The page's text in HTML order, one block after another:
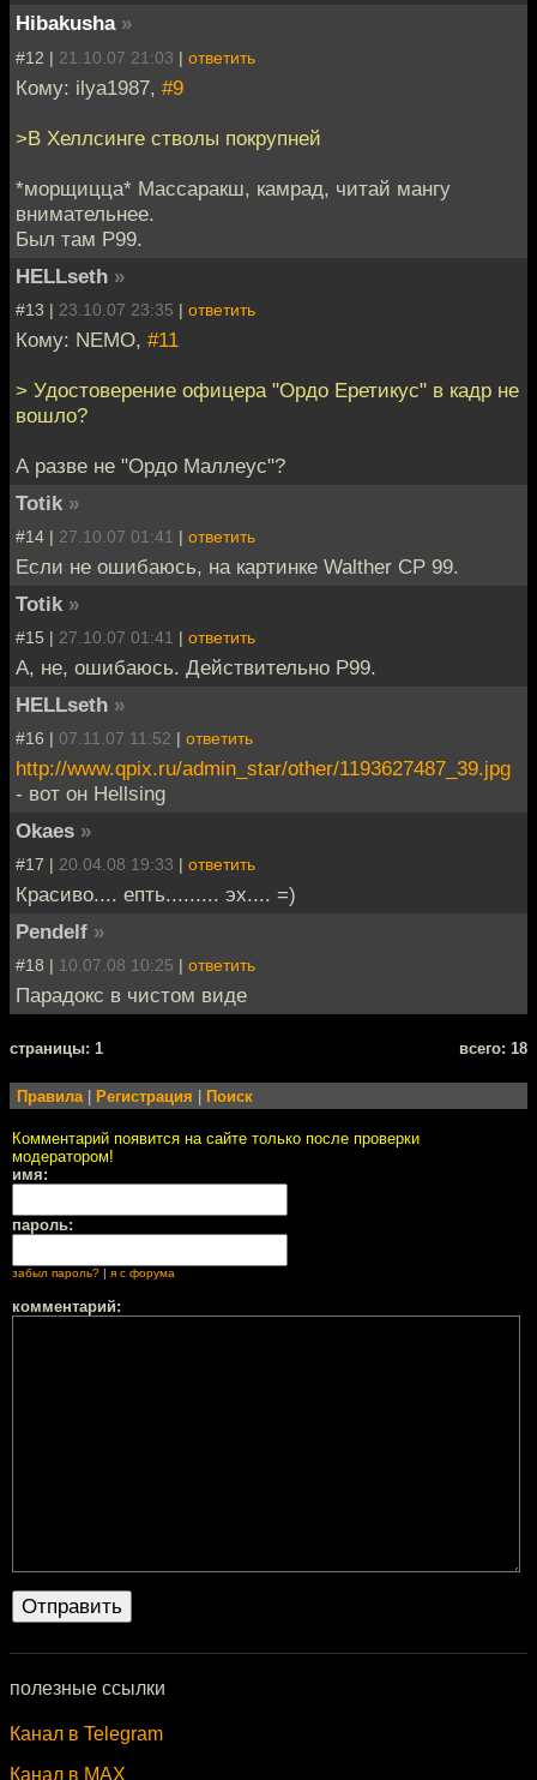
Hibakusha »
#12 | 21.10.07 21:03 | ответить
Кому: ilya1987, #9
>В Хеллсинге стволы покрупней
*морщицца* Массаракш, камрад, читай мангу
внимательнее.
Был там Р99.
HELLseth »
#13 | 23.10.07 23:35 | ответить
Кому: NEMO, #11
> Удостоверение офицера "Ордо Еретикус" в кадр не
вошло?
А разве не "Ордо Маллеус"?
Totik »
#14 | 27.10.07 01:41 | ответить
Если не ошибаюсь, на картинке Walther CP 99.
Totik »
#15 | 27.10.07 01:41 | ответить
А, не, ошибаюсь. Действительно P99.
HELLseth »
#16 | 07.11.07 11:52 | ответить
http://www.qpix.ru/admin_star/other/1193627487_39.jpg
- вот он Hellsing
Okaes »
#17 | 20.04.08 19:33 | ответить
Красиво.... епть......... эх.... =)
Pendelf »
#18 | 10.07.08 10:25 | ответить
Парадокс в чистом виде
cтраницы: 1 всего: 18
Правила Регистрация Поиск
Комментарий появится на сайте только после проверки
модератором!
имя:
пароль:
забыл пароль? | я с форума
комментарий:
полезные ссылки
Канал в Telegram
Канал в MAX